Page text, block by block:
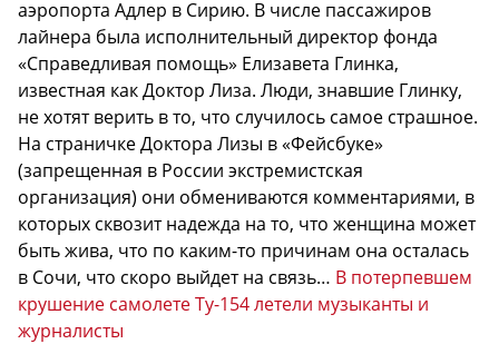
аэропорта Адлер в Сирию. В числе пассажиров
лайнера была исполнительный директор фонда
«Справедливая помощь» Елизавета Глинка,
известная как Доктор Лиза. Люди, знавшие Глинку,
не хотят верить в то, что случилось самое страшное.
На страничке Доктора Лизы в «Фейсбуке»
(запрещенная в России экстремистская
организация) они обмениваются комментариями, в
которых сквозит надежда на то, что женщина может
быть жива, что по каким-то причинам она осталась
в Сочи, что скоро выйдет на связь… В потерпевшем
крушение самолете Ту-154 летели музыканты и
журналисты